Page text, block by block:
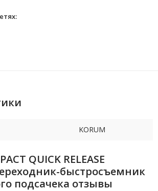
KORUM
QUICK RELEASE
быстросъемник
подсачека отзывы